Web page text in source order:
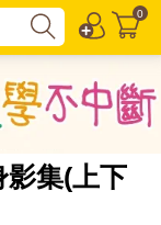
0
影集(上下